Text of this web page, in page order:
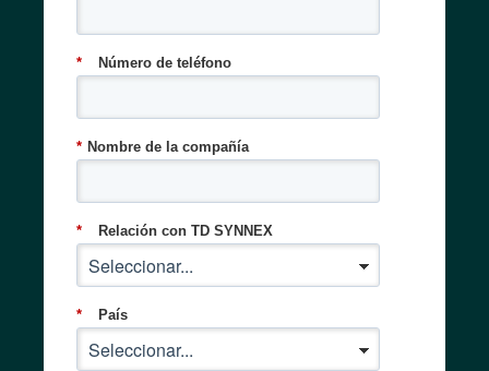
* Número de teléfono
* Nombre de la compañía
* Relación con TD SYNNEX
* País